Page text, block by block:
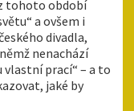
tohoto období
a ovšem i
divadla,
nenachází
prací“ – a to
jaké by